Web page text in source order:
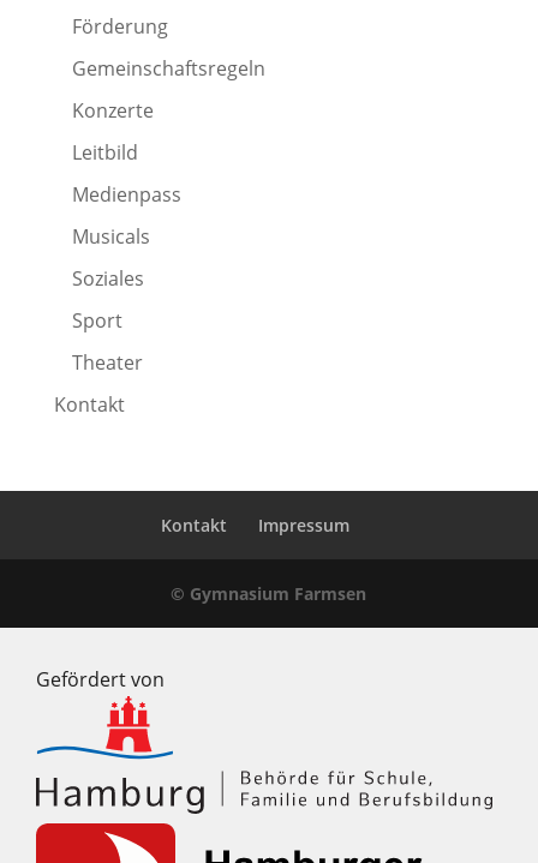
Förderung
Gemeinschaftsregeln
Konzerte
Leitbild
Medienpass
Musicals
Soziales
Sport
Theater
Kontakt
Kontakt Impressum
© Gymnasium Farmsen
Gefördert von